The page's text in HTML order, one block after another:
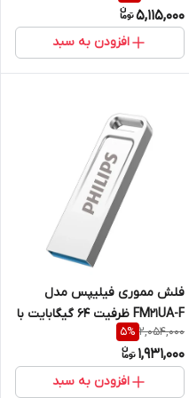
5,115,000
افزودن به سبد
فلش مموری فیلیپس مدل
FM21UA-F ظرفیت 64 گیگابایت با
رابط USB 3.2
2,054,000
5%
1,931,000
افزودن به سبد